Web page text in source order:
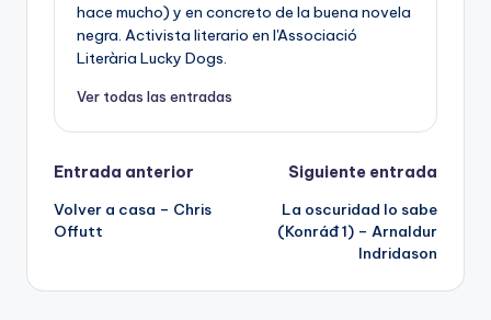
hace mucho) y en concreto de la buena novela
negra. Activista literario en l'Associació
Literària Lucky Dogs.
Ver todas las entradas
Navegación
de
Entrada anterior
Volver a casa – Chris
Offutt
Siguiente entrada
La oscuridad lo sabe
(Konráđ 1) – Arnaldur
Indridason